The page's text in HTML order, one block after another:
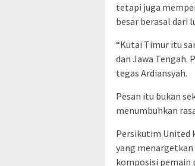
tetapi juga
besar berasal dari
“Kutai Timur itu
dan Jawa Tengah.
tegas Ardiansyah.
Pesan itu bukan
menumbuhkan
Persikutim United
yang
komposisi pemain